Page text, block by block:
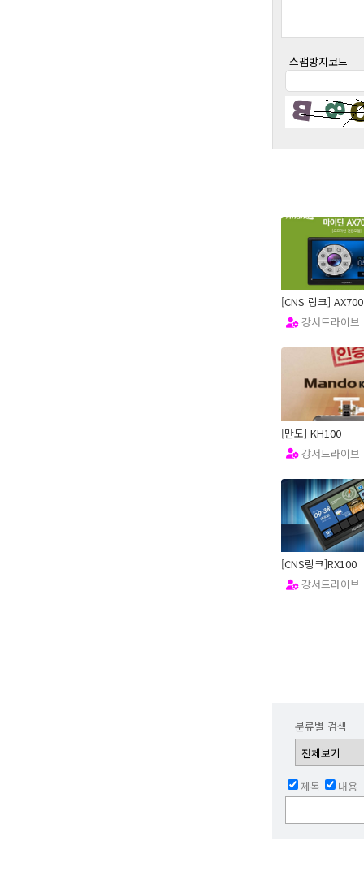
스팸방지코드
[CNS 링크] AX700
강서드라이브
[만도] KH100
강서드라이브
[CNS링크]RX100
강서드라이브
분류별 검색
제목 내용